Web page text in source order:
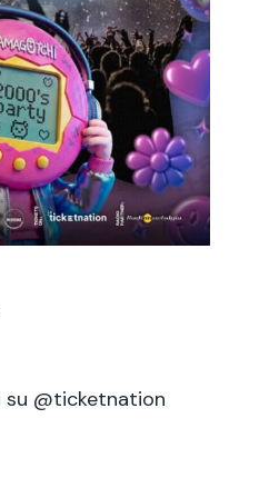
@ticketnation